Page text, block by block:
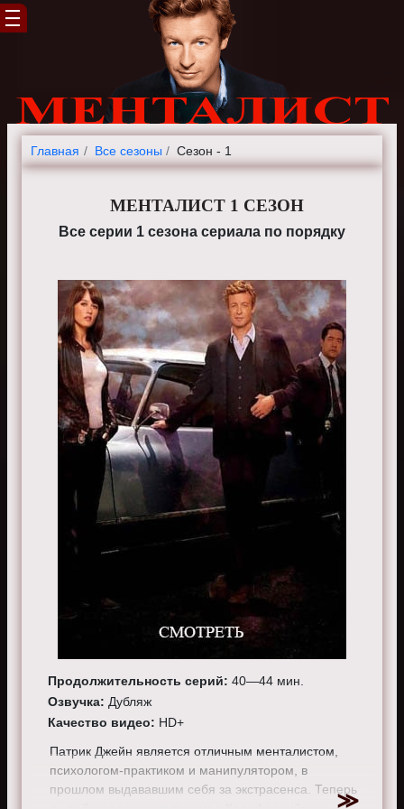
Главная Все сезоны Сезон - 1
МЕНТАЛИСТ 1 СЕЗОН
Все серии 1 сезона сериала по порядку
Продолжительность серий: 40—44 мин.
Озвучка: Дубляж
Качество видео: HD+
Патрик Джейн является отличным менталистом,
психологом-практиком и манипулятором, в
прошлом выдававшим себя за экстрасенса. Теперь